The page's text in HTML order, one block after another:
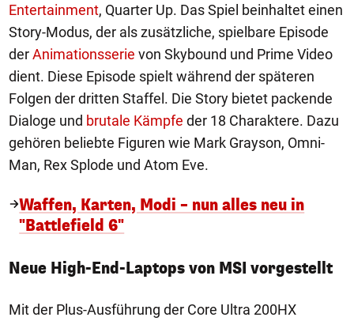
Entertainment, Quarter Up. Das Spiel beinhaltet einen
Story-Modus, der als zusätzliche, spielbare Episode
derAnimationsserie von Skybound und Prime Video
dient. Diese Episode spielt während der späteren
Folgen der dritten Staffel. Die Story bietet packende
Dialoge und brutale Kämpfe der 18 Charaktere. Dazu
gehören beliebte Figuren wie Mark Grayson, Omni-
Man, Rex Splode und Atom Eve.
Waffen, Karten, Modi – nun alles neu in
"Battlefield 6"
Neue High-End-Laptops von MSI vorgestellt
Mit der Plus-Ausführung der Core Ultra 200HX